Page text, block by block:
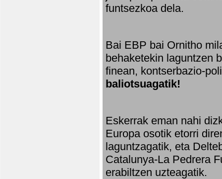
funtsezkoa dela.
Bai EBP bai Ornitho
behaketekin laguntzen
finean, kontserbazio-
baliotsuagatik!
Eskerrak eman nahi
Europa osotik etorri
laguntzagatik, eta
Catalunya-La Pedrera
erabiltzen uzteagatik.